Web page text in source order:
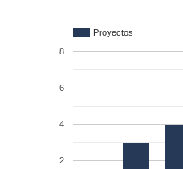
Proyectos
2
4
6
8